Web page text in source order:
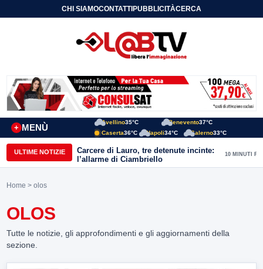
CHI SIAMOCONTATTIPUBBLICITÀCERCA
MENÙ
+
Avellino35°C Benevento37°C
Caserta36°C Napoli34°C Salerno33°C
ULTIME NOTIZIE
Carcere di Lauro, tre detenute incinte:
l’allarme di Ciambriello
10 MINUTI FA
Home > olos
OLOS
Tutte le notizie, gli approfondimenti e gli aggiornamenti della
sezione.